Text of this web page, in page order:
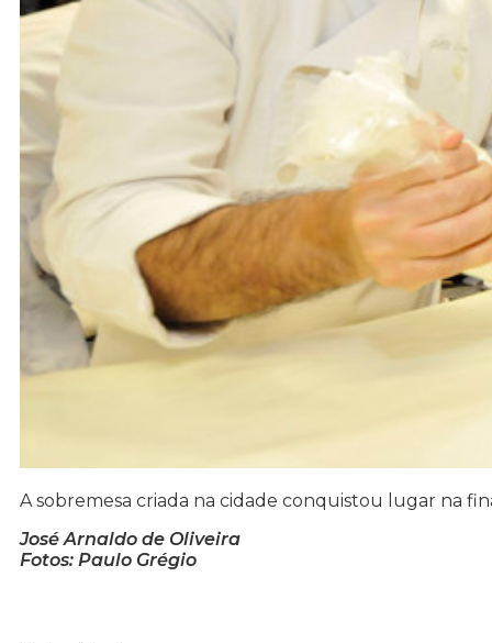
A sobremesa criada na cidade conquistou lugar na
José Arnaldo de Oliveira
Fotos: Paulo Grégio